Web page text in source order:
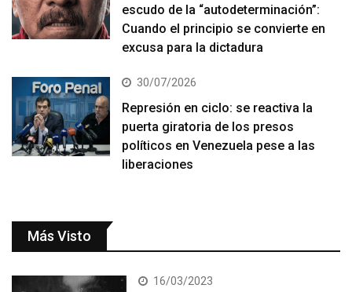
escudo de la “autodeterminación”:
Cuando el principio se convierte en
excusa para la dictadura
30/07/2026
Represión en ciclo: se reactiva la
puerta giratoria de los presos
políticos en Venezuela pese a las
liberaciones
Más Visto
16/03/2023